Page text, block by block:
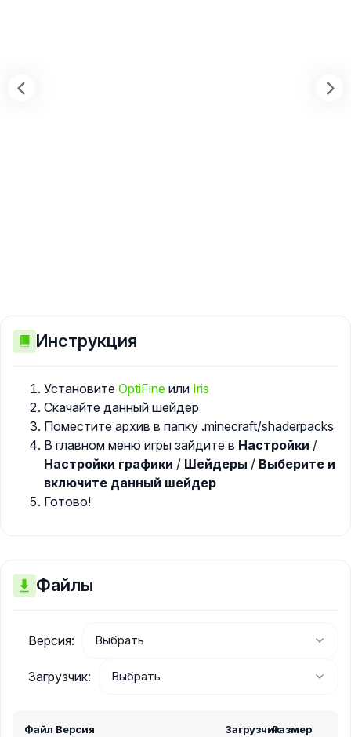
Инструкция
Установите OptiFine или Iris
Скачайте данный шейдер
Поместите архив в папку .minecraft/shaderpacks
В главном меню игры зайдите в Настройки /
Настройки графики / Шейдеры / Выберите и
включите данный шейдер
Готово!
Файлы
Версия:
Загрузчик:
Файл Версия ЗагрузчикРазмер